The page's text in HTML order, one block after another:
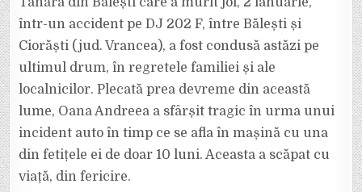
FOST
CONDUSĂ
ASTĂZI
ULTIMUL
RESIMȚI
LIPSA
FETIȚELE
EI”,
SPUS
într-un accident pe DJ 202 F, între Bălești și
Ciorăști (jud. Vrancea), a fost condusă astăzi pe
ultimul drum, în regretele familiei și ale
localnicilor. Plecată prea devreme din această
lume, Oana Andreea a sfârșit tragic în urma unui
incident auto în timp ce se afla în mașină cu una
din fetițele ei de doar 10 luni. Aceasta a scăpat cu
viață, din fericire.